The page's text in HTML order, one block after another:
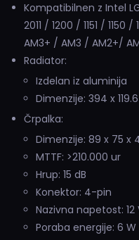
Kompatibilnen z Intel
2011 / 1200 / 1151 / 1150
AM3+ / AM3 / AM2+/
Radiator:
Izdelan iz aluminija
Dimenzije: 394 x
Črpalka:
Dimenzije: 89 x 75 x
MTTF: >210.000 ur
Hrup: 15 dB
Konektor: 4-pin
Nazivna napetost: 12
Poraba energije: 6 W